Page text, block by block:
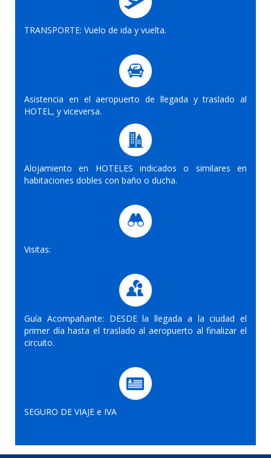
TRANSPORTE: Vuelo de ida y vuelta.
Asistencia en el aeropuerto de llegada y traslado al
HOTEL, y viceversa.
Alojamiento en HOTELES indicados o similares en
habitaciones dobles con baño o ducha.
Visitas:
Guía Acompañante: DESDE la llegada a la ciudad el
primer día hasta el traslado al aeropuerto al finalizar el
circuito.
SEGURO DE VIAJE e IVA